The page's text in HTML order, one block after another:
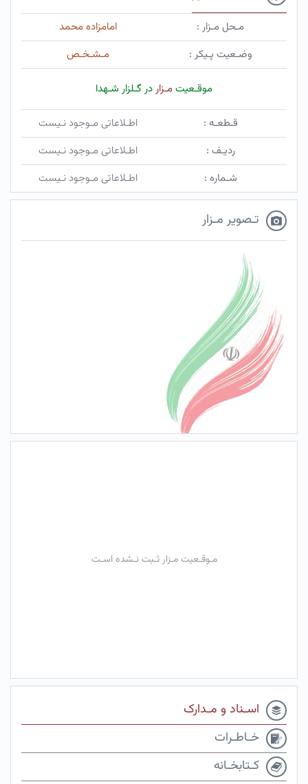
مـحل مـزار :
امامزاده محمد
وضـعیت پـیکر :
مـشـخـص
موقـعیتمـزاردر گـلزار شـهدا
قـطعـه :
اطـلاعاتی مـوجود نـیست
ردیـف :
اطـلاعاتی مـوجود نـیست
شـماره :
اطـلاعاتی مـوجود نـیست
تـصویر مـزار
مـوقـعیت مـزار ثـبت نـشده اسـت
اسـناد و مـدارک
خـاطـرات
کـتابخـانه